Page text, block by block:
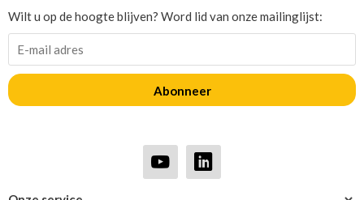
Wilt u op de hoogte blijven? Word lid van onze mailinglijst:
Abonneer